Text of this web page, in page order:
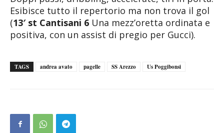
Esibisce tutto il repertorio ma non trova il gol
(13′ st Cantisani 6 Una mezz’oretta ordinata e
positiva, con un assist di pregio per Gucci).
TAGS andrea avato pagelle SS Arezzo Us Poggibonsi